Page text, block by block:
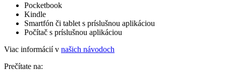
Pocketbook
Kindle
Smartfón či tablet s príslušnou aplikáciou
Počítač s príslušnou aplikáciou
Viac informácií v našich návodoch
Prečítate na: